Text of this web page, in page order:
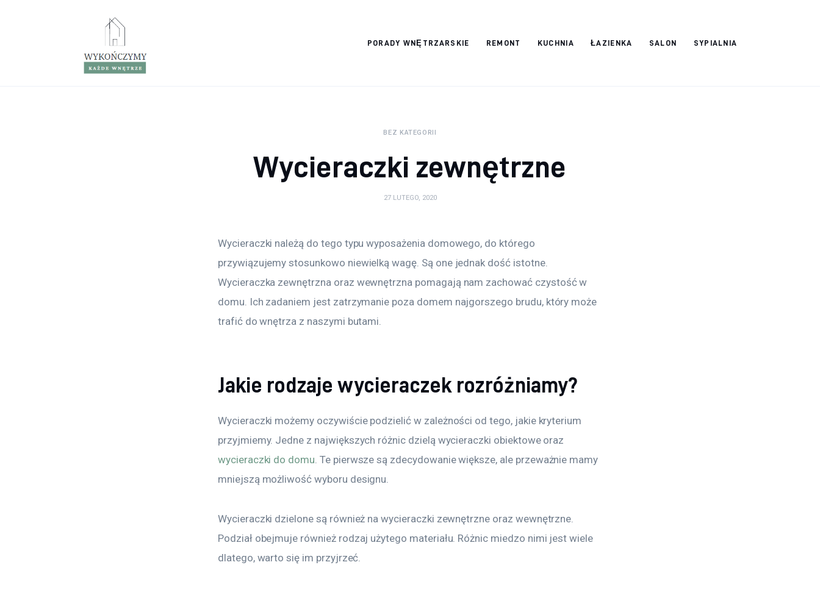
PORADY WNĘTRZARSKIE REMONT KUCHNIA ŁAZIENKA SALON SYPIALNIA
Wykończymy
BEZ KATEGORII
Wycieraczki zewnętrzne
27 LUTEGO, 2020
Wycieraczki należą do tego typu wyposażenia domowego, do którego
przywiązujemy stosunkowo niewielką wagę. Są one jednak dość istotne.
Wycieraczka zewnętrzna oraz wewnętrzna pomagają nam zachować czystość w
domu. Ich zadaniem jest zatrzymanie poza domem najgorszego brudu, który może
trafić do wnętrza z naszymi butami.
Jakie rodzaje wycieraczek rozróżniamy?
Wycieraczki możemy oczywiście podzielić w zależności od tego, jakie kryterium
przyjmiemy. Jedne z największych różnic dzielą wycieraczki obiektowe oraz
wycieraczki do domu. Te pierwsze są zdecydowanie większe, ale przeważnie mamy
mniejszą możliwość wyboru designu.
Wycieraczki dzielone są również na wycieraczki zewnętrzne oraz wewnętrzne.
Podział obejmuje również rodzaj użytego materiału. Różnic miedzo nimi jest wiele
dlatego, warto się im przyjrzeć.